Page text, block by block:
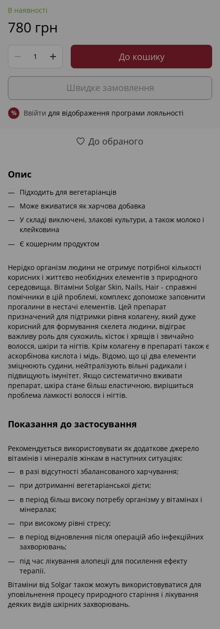
В наявності
780 грн
До кошику
Швидке замовлення
% Ввійти для відображення програми лояльності
До обраного
Опис
Підходить для вегетаріанців
Може вживатися як харчова добавка
У складі виключені, злакові культури, а також молоко і
клейковина
Є кошерним продуктом
Нерідко організм людини не отримує потрібної кількості
корисних і життєво необхідних елементів з природного
середовища. Вітаміни Solgar Skin, Nails, Hair - справжні
помічники в цій проблемі, комплекс допоможе заповнити
прогалини в нестачі елементів. Цей препарат
призначений для підтримки рівня колагену, який дуже
корисний для формування скелета людини, відіграє
важливу роль для сухожиль, кісток і хрящів і звичайно
волосся, шкіри та нігтів. Крім колагену в препараті також є
аскорбінова кислота і мідь. Відомо, що ці два елементи
зміцнюють судини, нейтралізують вільні радикали і
підвищують імунітет. Якщо систематично вживати
препарат, шкіра стане більш еластичною, вирішиться
проблема ламкості волосся і нігтів.
Показання до застосування
Рекомендується використовувати як додаткове джерело
вітамінів і мінералів жінкам в наступних ситуаціях:
в разі відсутності збалансованого харчування;
при дотриманні вегетаріанської дієти;
в період більш високу потребу організму у вітамінах і
мінералах;
при високому рівні стресу;
в період відновлення після операцій або інфекційних
захворювань;
під час лікування алопеції для посилення ефекту
терапії.
Вітаміни від Solgar також можуть використовуватися для
уповільнення процесу природного старіння і лікування
деяких видів шкірних захворювань.